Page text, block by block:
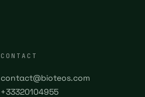
CONTACT
contact@bioteos.com
+33320104955